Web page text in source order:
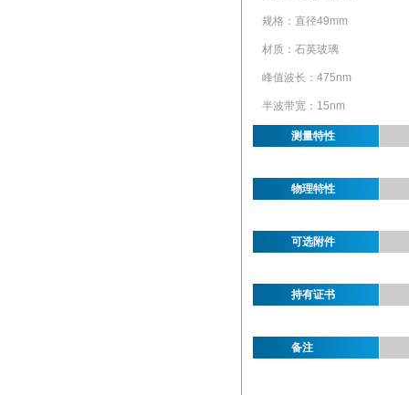
规格：直径49mm
材质：石英玻璃
峰值波长：475nm
半波带宽：15nm
测量特性
物理特性
可选附件
持有证书
备注